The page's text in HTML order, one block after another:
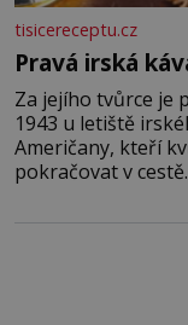
tisicereceptu.cz
Pravá irská
Za jejího tvůrce je
1943 u letiště
Američany, kteří